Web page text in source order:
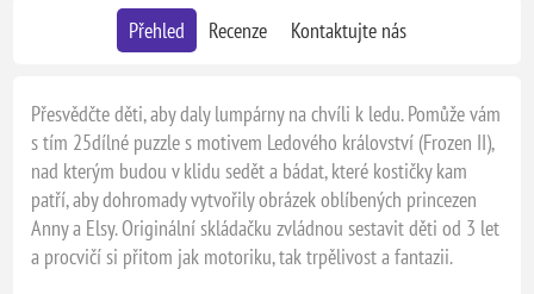
Přehled Recenze Kontaktujte nás
Přesvědčte děti, aby daly lumpárny na chvíli k ledu. Pomůže vám
s tím 25dílné puzzle s motivem Ledového království (Frozen II),
nad kterým budou v klidu sedět a bádat, které kostičky kam
patří, aby dohromady vytvořily obrázek oblíbených princezen
Anny a Elsy. Originální skládačku zvládnou sestavit děti od 3 let
a procvičí si přitom jak motoriku, tak trpělivost a fantazii.